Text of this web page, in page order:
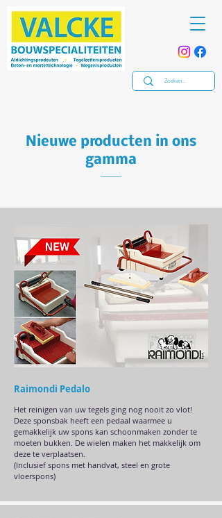
Nieuwe producten in ons
gamma
Raimondi Pedalo
Het reinigen van uw tegels ging nog nooit zo vlot!
Deze sponsbak heeft een pedaal waarmee u
gemakkelijk uw spons kan schoonmaken zonder te
moeten bukken. De wielen maken het makkelijk om
deze te verplaatsen.
(Inclusief spons met handvat, steel en grote
vloerspons)